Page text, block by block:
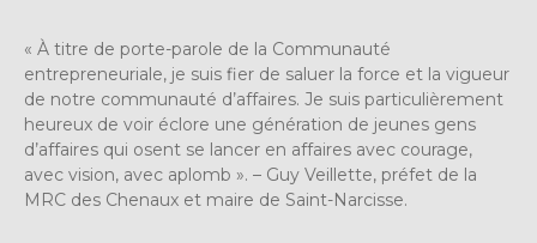
« À titre de porte-parole de la Communauté
entrepreneuriale, je suis fier de saluer la force et la vigueur
de notre communauté d’affaires. Je suis particulièrement
heureux de voir éclore une génération de jeunes gens
d’affaires qui osent se lancer en affaires avec courage,
avec vision, avec aplomb ». – Guy Veillette, préfet de la
MRC des Chenaux et maire de Saint-Narcisse.